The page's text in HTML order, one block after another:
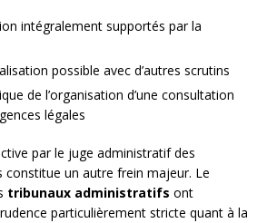
intégralement supportés par la
possible avec d’autres scrutins
de l’organisation d’une consultation
légales
par le juge administratif des
constitue un autre frein majeur. Le
tribunaux administratifs ont
particulièrement stricte quant à la